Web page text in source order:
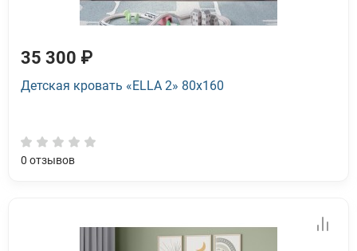
35 300 ₽
Детская кровать «ELLA 2» 80x160
0 отзывов